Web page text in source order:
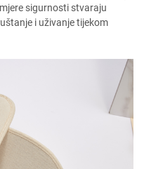
sigurnosti stvaraju
i uživanje tijekom